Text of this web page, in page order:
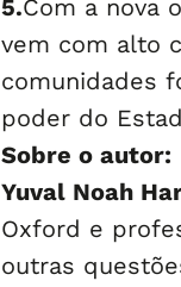
5.Com a nova
vem com alto
comunidades
poder do
Sobre o autor:
Yuval Noah
Oxford e
outras